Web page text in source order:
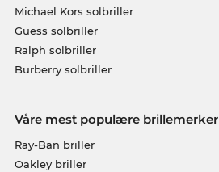
Michael Kors solbriller
Guess solbriller
Ralph solbriller
Burberry solbriller
Våre mest populære brillemerker
Ray-Ban briller
Oakley briller